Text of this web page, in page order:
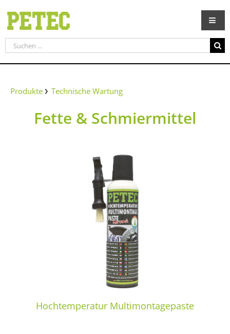
Inhalt
springen
Suche
nach:
Produkte Technische Wartung
Fette & Schmiermittel
Hochtemperatur Multimontagepaste